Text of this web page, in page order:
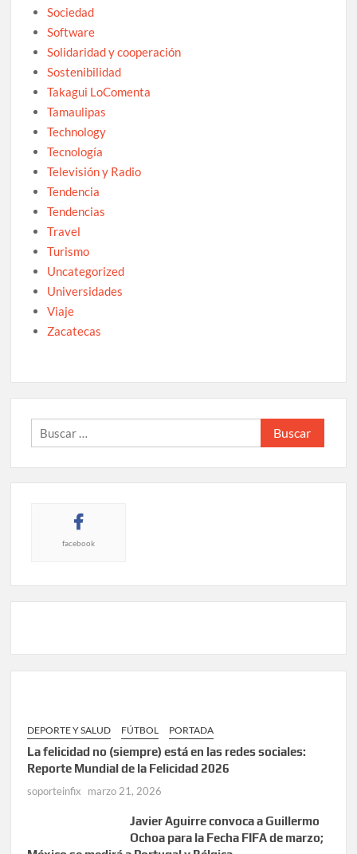
Sociedad
Software
Solidaridad y cooperación
Sostenibilidad
Takagui LoComenta
Tamaulipas
Technology
Tecnología
Televisión y Radio
Tendencia
Tendencias
Travel
Turismo
Uncategorized
Universidades
Viaje
Zacatecas
Buscar:
facebook
DEPORTE Y SALUD FÚTBOL PORTADA
La felicidad no (siempre) está en las redes sociales:
Reporte Mundial de la Felicidad 2026
soporteinfix marzo 21, 2026
Javier Aguirre convoca a Guillermo
Ochoa para la Fecha FIFA de marzo;